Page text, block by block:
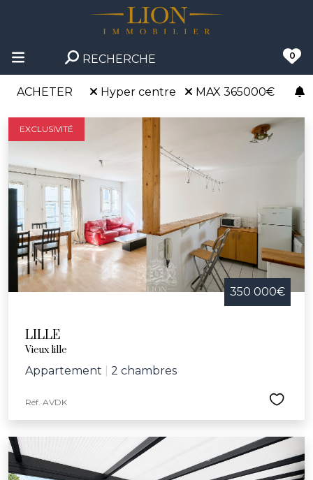
RECHERCHE 0
ACHETER Hyper centre MAX 365000€
EXCLUSIVITÉ
350 000€
LILLE
Vieux lille
Appartement 2 chambres
Réf. AVDK